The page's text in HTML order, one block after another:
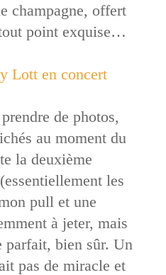
champagne, offert
point exquise…
de photos,
au moment du
la deuxième
les
pull et une
à jeter, mais
parfait, bien sûr. Un
pas de miracle et